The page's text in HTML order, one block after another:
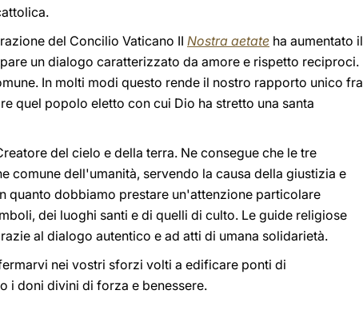
del Concilio Vaticano II Nostra aetate ha aumentato il
un dialogo caratterizzato da amore e rispetto reciproci.
In molti modi questo rende il nostro rapporto unico fra
quel popolo eletto con cui Dio ha stretto una santa
del cielo e della terra. Ne consegue che le tre
comune dell'umanità, servendo la causa della giustizia e
quanto dobbiamo prestare un'attenzione particolare
dei luoghi santi e di quelli di culto. Le guide religiose
al dialogo autentico e ad atti di umana solidarietà.
nei vostri sforzi volti a edificare ponti di
i doni divini di forza e benessere.